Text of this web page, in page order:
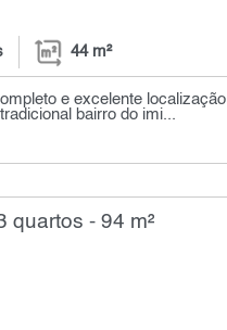
44 m²
e excelente localização
bairro do imi...
quartos - 94 m²